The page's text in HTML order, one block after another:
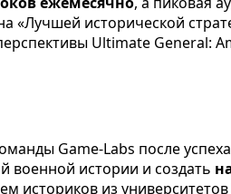
«Лучшей исторической
Ultimate General:
Game-Labs после
военной истории и создать
историков из